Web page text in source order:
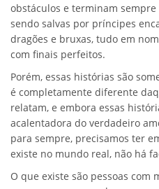
obstáculos e terminam
sendo salvas por príncipes
dragões e bruxas, tudo em
com finais perfeitos.
Porém, essas histórias são
é completamente diferente
relatam, e embora essas
acalentadora do verdadeiro
para sempre, precisamos ter
existe no mundo real, não há
O que existe são pessoas